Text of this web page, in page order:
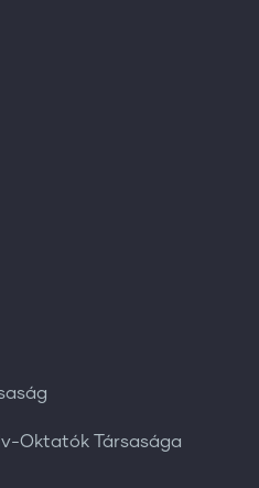
Oktatók Társasága